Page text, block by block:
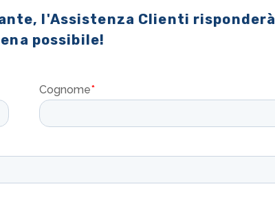
l'Assistenza Clienti risponderà
possibile!